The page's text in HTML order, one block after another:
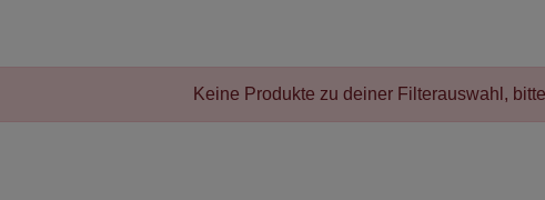
Keine Produkte zu deiner Filterauswahl,